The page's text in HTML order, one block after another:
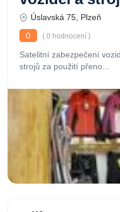
Úslavská 75, Plzeň
0
( 0 hodnocení )
Satelitní zabezpečení
strojů za použití přeno...